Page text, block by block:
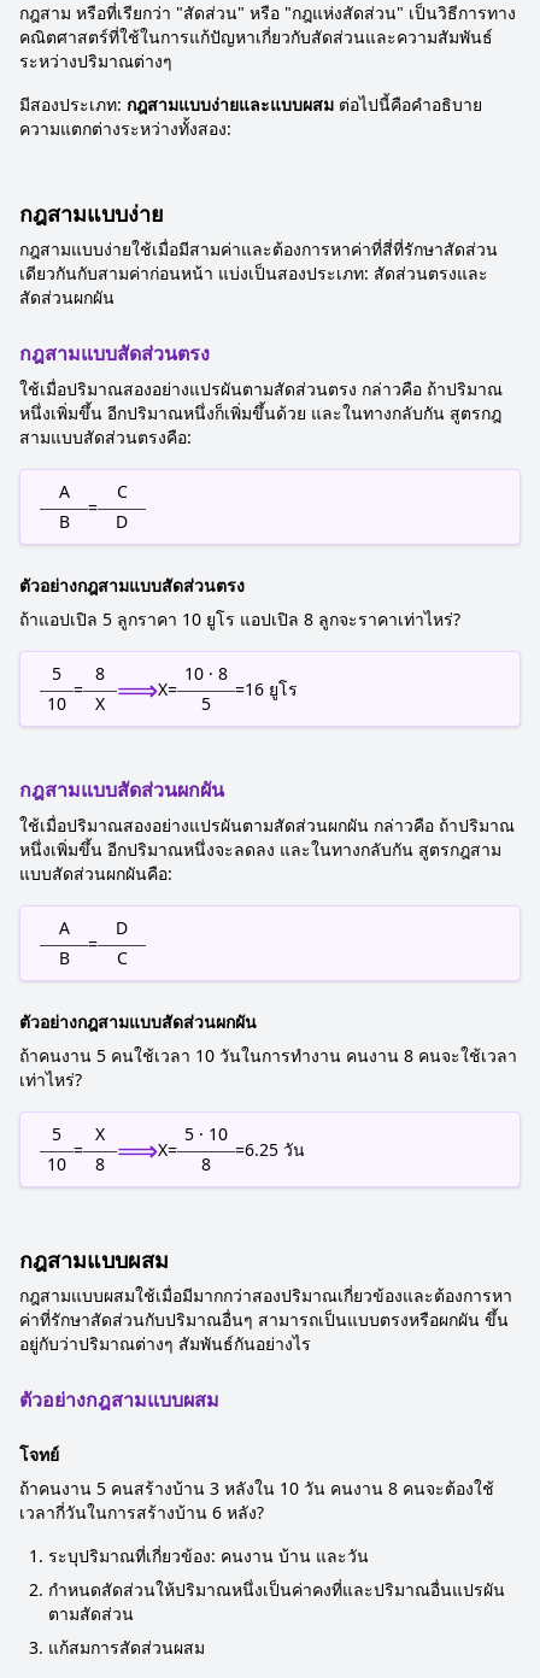
กฎสาม หรือที่เรียกว่า "สัดส่วน" หรือ "กฎแห่งสัดส่วน" เป็นวิธีการทาง
คณิตศาสตร์ที่ใช้ในการแก้ปัญหาเกี่ยวกับสัดส่วนและความสัมพันธ์
ระหว่างปริมาณต่างๆ
มีสองประเภท: กฎสามแบบง่ายและแบบผสม ต่อไปนี้คือคำอธิบาย
ความแตกต่างระหว่างทั้งสอง:
กฎสามแบบง่าย
กฎสามแบบง่ายใช้เมื่อมีสามค่าและต้องการหาค่าที่สี่ที่รักษาสัดส่วน
เดียวกันกับสามค่าก่อนหน้า แบ่งเป็นสองประเภท: สัดส่วนตรงและ
สัดส่วนผกผัน
กฎสามแบบสัดส่วนตรง
ใช้เมื่อปริมาณสองอย่างแปรผันตามสัดส่วนตรง กล่าวคือ ถ้าปริมาณ
หนึ่งเพิ่มขึ้น อีกปริมาณหนึ่งก็เพิ่มขึ้นด้วย และในทางกลับกัน สูตรกฎ
สามแบบสัดส่วนตรงคือ:
A
B
=
C
D
ตัวอย่างกฎสามแบบสัดส่วนตรง
ถ้าแอปเปิล 5 ลูกราคา 10 ยูโร แอปเปิล 8 ลูกจะราคาเท่าไหร่?
5
10
=
8
X ⟹X=
10 · 8
5
=16 ยูโร
กฎสามแบบสัดส่วนผกผัน
ใช้เมื่อปริมาณสองอย่างแปรผันตามสัดส่วนผกผัน กล่าวคือ ถ้าปริมาณ
หนึ่งเพิ่มขึ้น อีกปริมาณหนึ่งจะลดลง และในทางกลับกัน สูตรกฎสาม
แบบสัดส่วนผกผันคือ:
A
B
=
D
C
ตัวอย่างกฎสามแบบสัดส่วนผกผัน
ถ้าคนงาน 5 คนใช้เวลา 10 วันในการทำงาน คนงาน 8 คนจะใช้เวลา
เท่าไหร่?
5
10
=
X
8 ⟹X=
5 · 10
8
=6.25 วัน
กฎสามแบบผสม
กฎสามแบบผสมใช้เมื่อมีมากกว่าสองปริมาณเกี่ยวข้องและต้องการหา
ค่าที่รักษาสัดส่วนกับปริมาณอื่นๆ สามารถเป็นแบบตรงหรือผกผัน ขึ้น
อยู่กับว่าปริมาณต่างๆ สัมพันธ์กันอย่างไร
ตัวอย่างกฎสามแบบผสม
โจทย์
ถ้าคนงาน 5 คนสร้างบ้าน 3 หลังใน 10 วัน คนงาน 8 คนจะต้องใช้
เวลากี่วันในการสร้างบ้าน 6 หลัง?
ระบุปริมาณที่เกี่ยวข้อง: คนงาน บ้าน และวัน
กำหนดสัดส่วนให้ปริมาณหนึ่งเป็นค่าคงที่และปริมาณอื่นแปรผัน
ตามสัดส่วน
แก้สมการสัดส่วนผสม